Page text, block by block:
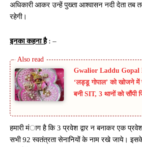
अधिकारी आकर उन्हें पुख्ता आश्वासन नदी देता तब
रहेगी।
इनका कहना है: –
Gwalior Laddu Gopal
‘लड्डू गोपाल’ को खोजने में
बनी SIT, 3 थानों को सौंपी
हमारी मंाग है कि 3 प्रवेश द्वार न बनाकर एक
सभी 92 स्वतंत्रता सेनानियों के नाम रखे जाये।